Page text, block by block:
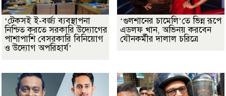
‘টেকসই ই-বর্জ্য ব্যবস্থাপনা
নিশ্চিত করতে সরকারি উদ্যোগের
পাশাপাশি বেসরকারি বিনিয়োগ
ও উদ্যোগ অপরিহার্য’
‘গুলশানের চামেলি’তে ভিন্ন রূপে
এডলফ খান, অভিনয় করবেন
যৌনকর্মীর দালাল চরিত্রে